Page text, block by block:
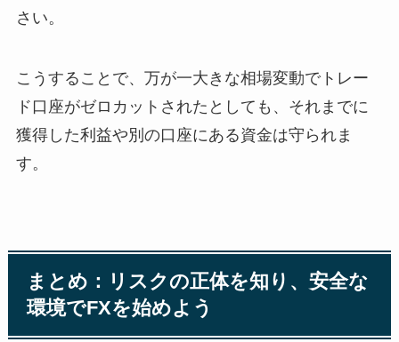
さい。
こうすることで、万が一大きな相場変動でトレー
ド口座がゼロカットされたとしても、それまでに
獲得した利益や別の口座にある資金は守られま
す。
まとめ：リスクの正体を知り、安全な
環境でFXを始めよう